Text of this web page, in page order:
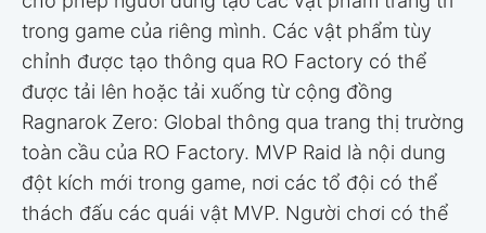
trong game của riêng mình. Các vật phẩm tùy
chỉnh được tạo thông qua RO Factory có thể
được tải lên hoặc tải xuống từ cộng đồng
Ragnarok Zero: Global thông qua trang thị trường
toàn cầu của RO Factory. MVP Raid là nội dung
đột kích mới trong game, nơi các tổ đội có thể
thách đấu các quái vật MVP. Người chơi có thể